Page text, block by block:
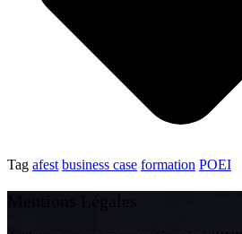
Tag afest business case formation POEI
Mentions Légales